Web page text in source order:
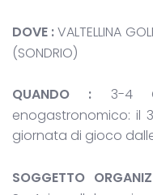
DOVE :VALTELLINA
(SONDRIO)
QUANDO : 3-4
enogastronomico: il
giornata di gioco
SOGGETTO